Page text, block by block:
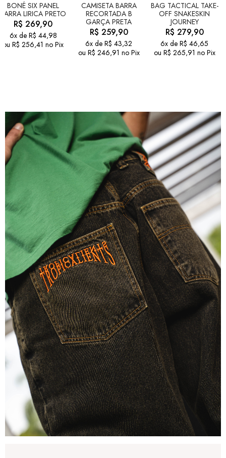
BONÉ SIX PANEL
BARRA LIRICA PRETO
R$ 269,90
6x de R$ 44,98
ou R$ 256,41 no Pix
CAMISETA BARRA
RECORTADA B
GARÇA PRETA
R$ 259,90
6x de R$ 43,32
ou R$ 246,91 no Pix
BAG TACTICAL TAKE-
OFF SNAKESKIN
JOURNEY
R$ 279,90
6x de R$ 46,65
ou R$ 265,91 no Pix